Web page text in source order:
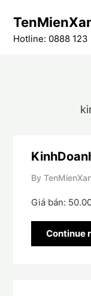
content
Hotline: 0888 123
By
Giá bán:
Continue